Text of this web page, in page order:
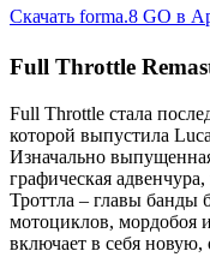
Скачать forma.8 GO в
Full Throttle
Full Throttle стала
которой выпустила
Изначально
графическая
Троттла – главы банды
мотоциклов, мордобоя
включает в себя